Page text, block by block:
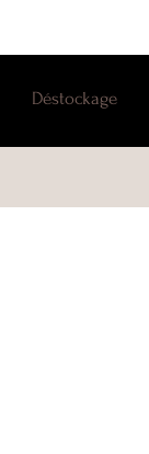
Déstockage